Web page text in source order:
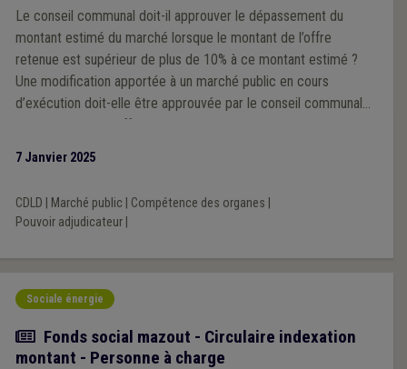
Le conseil communal doit-il approuver le dépassement du
montant estimé du marché lorsque le montant de l’offre
retenue est supérieur de plus de 10% à ce montant estimé ?
Une modification apportée à un marché public en cours
d’exécution doit-elle être approuvée par le conseil communal
7 Janvier 2025
CDLD Marché public Compétence des organes
Pouvoir adjudicateur|
Sociale énergie
Actualité
Fonds social mazout - Circulaire indexation
montant - Personne à charge